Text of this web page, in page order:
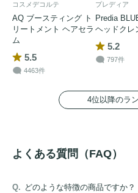
コスメデコルテ
AQ ブースティング ト
リートメント ヘアセラ
ム
5.5
4463件
プレディア
Predia
ヘッドクレ
5.2
797件
4位以降のラ
よくある質問（FAQ）
どのような特徴の商品ですか？